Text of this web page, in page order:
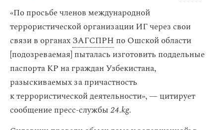
«По просьбе членов международной
террористической организации ИГ через свои
связи в органахЗАГСПРН по Ошской области
[подозреваемая] пыталась изготовить поддельные
паспорта КР на граждан Узбекистана,
разыскиваемых за причастность
к террористической деятельности», — цитирует
сообщение пресс-службы24.kg.